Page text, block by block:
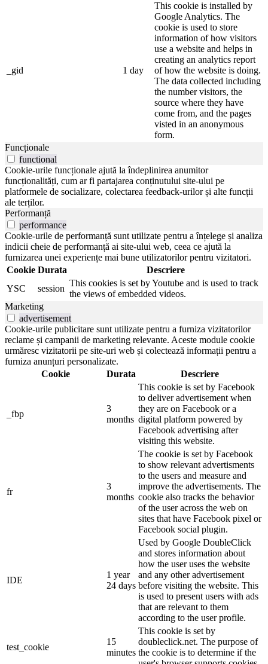
_gid 1 day
This cookie is installed by
Google Analytics. The
cookie is used to store
information of how visitors
use a website and helps in
creating an analytics report
of how the website is doing.
The data collected including
the number visitors, the
source where they have
come from, and the pages
visted in an anonymous
form.
Funcționale
functional
Cookie-urile funcționale ajută la îndeplinirea anumitor
funcționalități, cum ar fi partajarea conținutului site-ului pe
platformele de socializare, colectarea feedback-urilor și alte funcții
ale terților.
Performanță
performance
Cookie-urile de performanță sunt utilizate pentru a înțelege și analiza
indicii cheie de performanță ai site-ului web, ceea ce ajută la
furnizarea unei experiențe mai bune utilizatorilor pentru vizitatori.
Cookie Durata
Descriere
YSC
session
This cookies is set by Youtube and is used to track
the views of embedded videos.
Marketing
advertisement
Cookie-urile publicitare sunt utilizate pentru a furniza vizitatorilor
reclame și campanii de marketing relevante. Aceste module cookie
urmăresc vizitatorii pe site-uri web și colectează informații pentru a
furniza anunțuri personalizate.
Cookie
Durata Descriere
_fbp
3
months
This cookie is set by Facebook
to deliver advertisement when
they are on Facebook or a
digital platform powered by
Facebook advertising after
visiting this website.
fr
3
months
The cookie is set by Facebook
to show relevant advertisments
to the users and measure and
improve the advertisements. The
cookie also tracks the behavior
of the user across the web on
sites that have Facebook pixel or
Facebook social plugin.
IDE
1 year
24 days
Used by Google DoubleClick
and stores information about
how the user uses the website
and any other advertisement
before visiting the website. This
is used to present users with ads
that are relevant to them
according to the user profile.
test_cookie
15
minutes
This cookie is set by
doubleclick.net. The purpose of
the cookie is to determine if the